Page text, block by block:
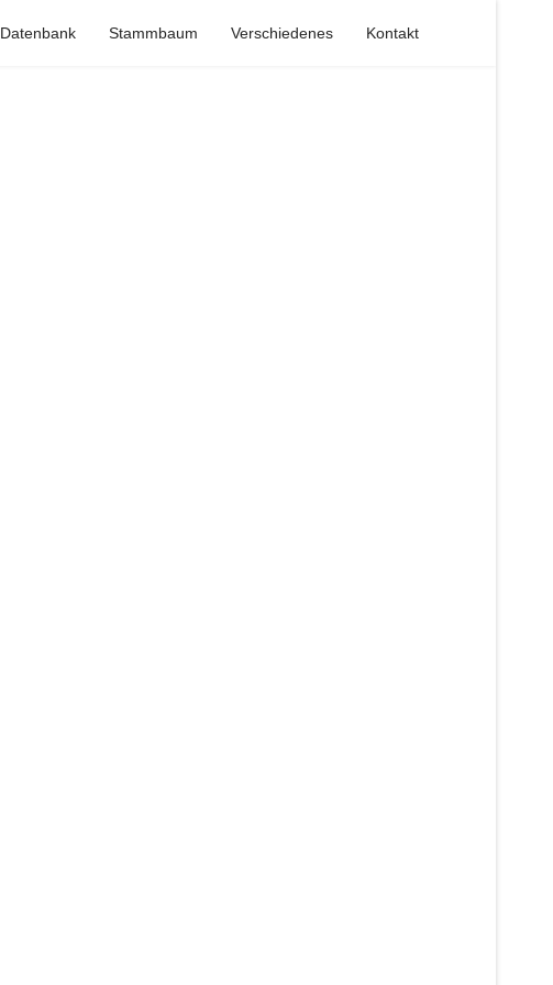
Datenbank Stammbaum Verschiedenes Kontakt